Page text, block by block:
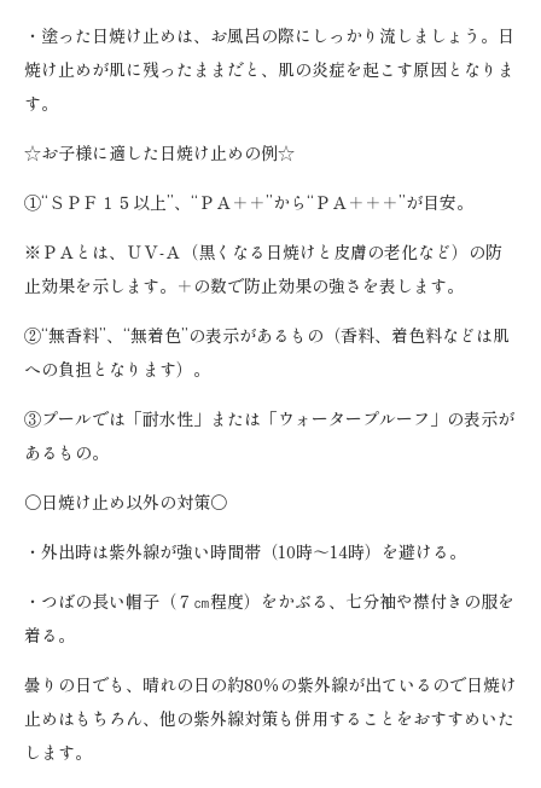
・塗った日焼け止めは、お風呂の際にしっかり流しましょう。日
焼け止めが肌に残ったままだと、肌の炎症を起こす原因となりま
す。
☆お子様に適した日焼け止めの例☆
①“ＳＰＦ１５以上”、“ＰＡ＋＋”から“ＰＡ＋＋＋”が目安。
※ＰＡとは、ＵＶ-Ａ（黒くなる日焼けと皮膚の老化など）の防
止効果を示します。＋の数で防止効果の強さを表します。
②“無香料”、“無着色”の表示があるもの（香料、着色料などは肌
への負担となります）。
③プールでは「耐水性」または「ウォータープルーフ」の表示が
あるもの。
〇日焼け止め以外の対策〇
・外出時は紫外線が強い時間帯（10時～14時）を避ける。
・つばの長い帽子（７㎝程度）をかぶる、七分袖や襟付きの服を
着る。
曇りの日でも、晴れの日の約80％の紫外線が出ているので日焼け
止めはもちろん、他の紫外線対策も併用することをおすすめいた
します。